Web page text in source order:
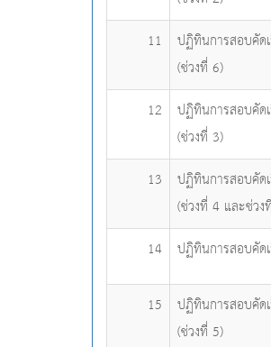
11
ปฏิทินการสอบคัด
(ช่วงที่ 6)
12
ปฏิทินการสอบคัด
(ช่วงที่ 3)
13
ปฏิทินการสอบคัด
(ช่วงที่ 4 และช่วง
14 ปฏิทินการสอบคัด
15
ปฏิทินการสอบคัด
(ช่วงที่ 5)